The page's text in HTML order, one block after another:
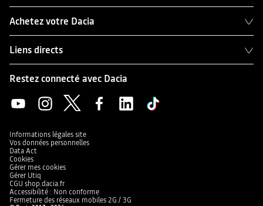
Achetez votre Dacia
Liens directs
Restez connecté avec Dacia
Informations légales site
Vos données personnelles
Data Act
Cookies
Gérer mes cookies
Gérer Utiq
CGU shop.dacia.fr
Accessibilité : Non conforme
Fermeture des réseaux mobiles 2G / 3G